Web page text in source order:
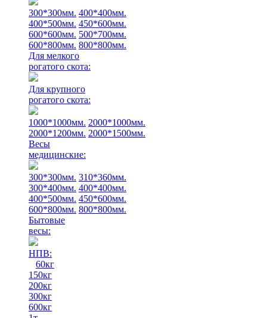
300*300мм. 400*400мм.
400*500мм. 450*600мм.
600*600мм. 500*700мм.
600*800мм. 800*800мм.
Для мелкого
рогатого скота:
Для крупного
рогатого скота:
1000*1000мм. 2000*1000мм.
2000*1200мм. 2000*1500мм.
Весы
медицинские:
300*300мм. 310*360мм.
300*400мм. 400*400мм.
400*500мм. 450*600мм.
600*800мм. 800*800мм.
Бытовые
весы:
НПВ:
60кг
150кг
200кг
300кг
600кг